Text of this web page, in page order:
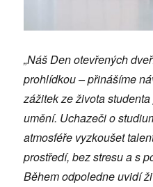
„Náš Den otevřených
prohlídkou – přinášíme
zážitek ze života
umění. Uchazeči o
atmosféře vyzkoušet
prostředí, bez stresu a s
Během odpoledne uvidí